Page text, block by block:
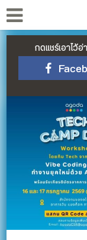
กดแชร์เอาไว้